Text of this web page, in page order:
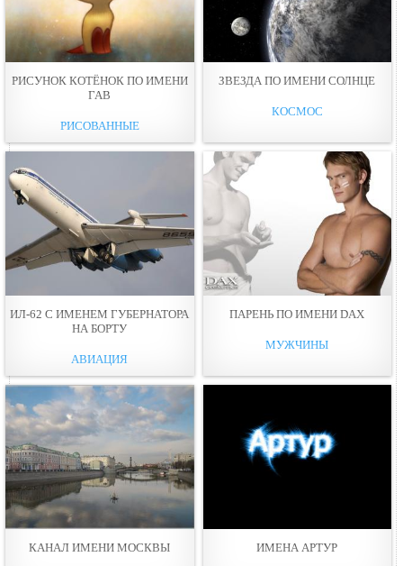
РИСУНОК КОТЁНОК ПО ИМЕНИ
ГАВ
РИСОВАННЫЕ
ЗВЕЗДА ПО ИМЕНИ СОЛНЦЕ
КОСМОС
ИЛ-62 С ИМЕНЕМ ГУБЕРНАТОРА
НА БОРТУ
АВИАЦИЯ
ПАРЕНЬ ПО ИМЕНИ DAX
МУЖЧИНЫ
КАНАЛ ИМЕНИ МОСКВЫ ИМЕНА АРТУР